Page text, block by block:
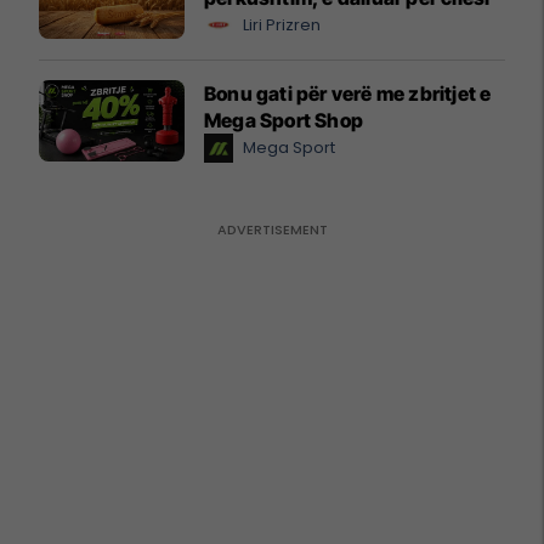
Liri Prizren
Bonu gati për verë me zbritjet e
Mega Sport Shop
Mega Sport